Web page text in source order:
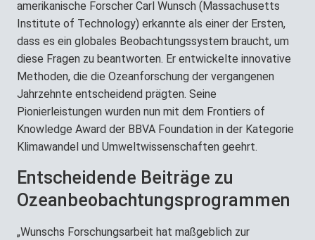
amerikanische Forscher Carl Wunsch (Massachusetts
Institute of Technology) erkannte als einer der Ersten,
dass es ein globales Beobachtungssystem braucht, um
diese Fragen zu beantworten. Er entwickelte innovative
Methoden, die die Ozeanforschung der vergangenen
Jahrzehnte entscheidend prägten. Seine
Pionierleistungen wurden nun mit dem Frontiers of
Knowledge Award der BBVA Foundation in der Kategorie
Klimawandel und Umweltwissenschaften geehrt.
Entscheidende Beiträge zu
Ozeanbeobachtungsprogrammen
„Wunschs Forschungsarbeit hat maßgeblich zur